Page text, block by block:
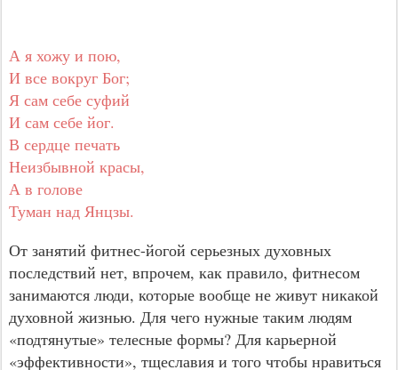
А я хожу и пою,
И все вокруг Бог;
Я сам себе суфий
И сам себе йог.
В сердце печать
Неизбывной красы,
А в голове
Туман над Янцзы.
От занятий фитнес-йогой серьезных духовных
последствий нет, впрочем, как правило, фитнесом
занимаются люди, которые вообще не живут никакой
духовной жизнью. Для чего нужные таким людям
«подтянутые» телесные формы? Для карьерной
«эффективности», тщеславия и того чтобы нравиться